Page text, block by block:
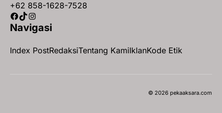
+62 858-1628-7528
Facebook
TikTok
Instagram
Navigasi
Index PostRedaksiTentang KamiIklanKode Etik
© 2026 pekaaksara.com